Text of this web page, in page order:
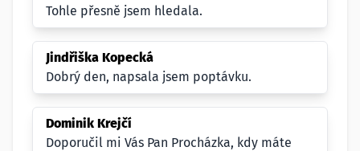
Tohle přesně jsem hledala.
Jindřiška Kopecká
Dobrý den, napsala jsem poptávku.
Dominik Krejčí
Doporučil mi Vás Pan Procházka, kdy máte